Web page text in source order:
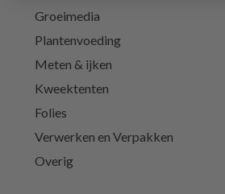
Groeimedia
Plantenvoeding
Meten & ijken
Kweektenten
Folies
Verwerken en Verpakken
Overig